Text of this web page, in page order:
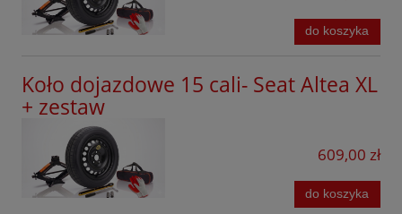
Tesla
Tiggo
Toyota
Volkswagen
do koszyka
Koło dojazdowe 15 cali- Seat Altea XL
+ zestaw
609,00 zł
do koszyka